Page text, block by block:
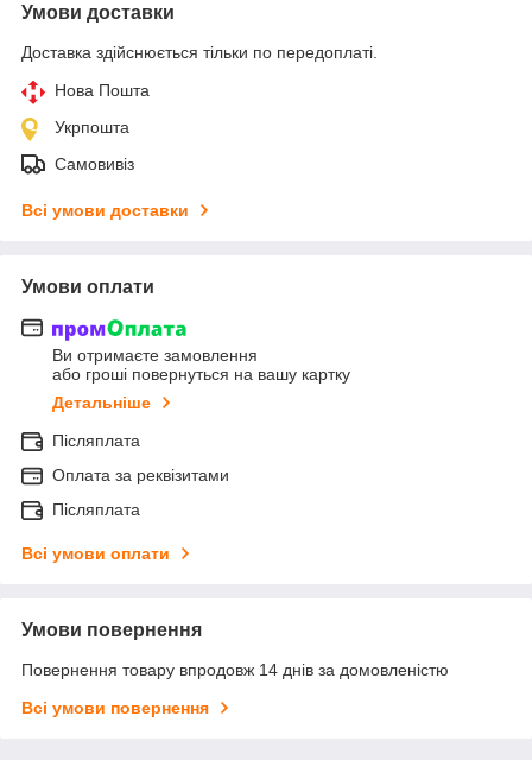
Умови доставки
Доставка здійснюється тільки по передоплаті.
Нова Пошта
Укрпошта
Самовивіз
Всі умови доставки
Умови оплати
Ви отримаєте замовлення
або гроші повернуться на вашу картку
Детальніше
Післяплата
Оплата за реквізитами
Післяплата
Всі умови оплати
Умови повернення
Повернення товару впродовж 14 днів за домовленістю
Всі умови повернення